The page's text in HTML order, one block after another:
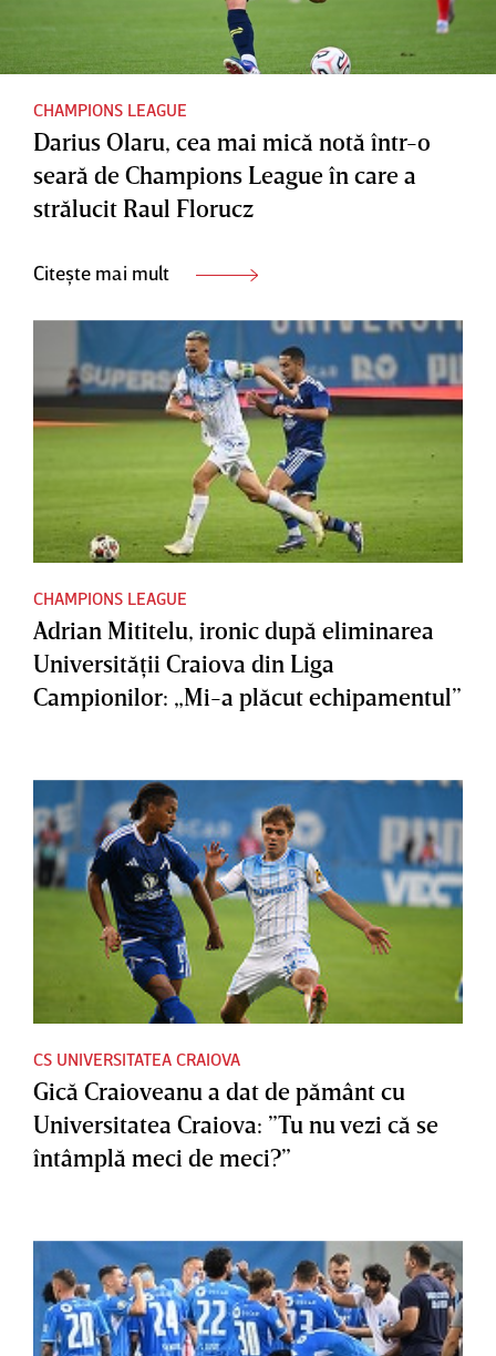
CHAMPIONS LEAGUE
Darius Olaru, cea mai mică notă într-o
seară de Champions League în care a
strălucit Raul Florucz
Citește mai mult
CHAMPIONS LEAGUE
Adrian Mititelu, ironic după eliminarea
Universităţii Craiova din Liga
Campionilor: „Mi-a plăcut echipamentul”
CS UNIVERSITATEA CRAIOVA
Gică Craioveanu a dat de pământ cu
Universitatea Craiova: ”Tu nu vezi că se
întâmplă meci de meci?”